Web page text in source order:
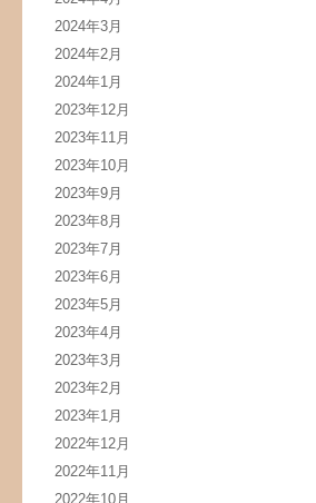
2024年3月
2024年2月
2024年1月
2023年12月
2023年11月
2023年10月
2023年9月
2023年8月
2023年7月
2023年6月
2023年5月
2023年4月
2023年3月
2023年2月
2023年1月
2022年12月
2022年11月
2022年10月